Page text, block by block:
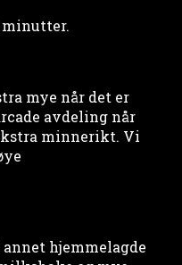
minutter.
mye når det er
avdeling når
minnerikt. Vi
hjemmelagde